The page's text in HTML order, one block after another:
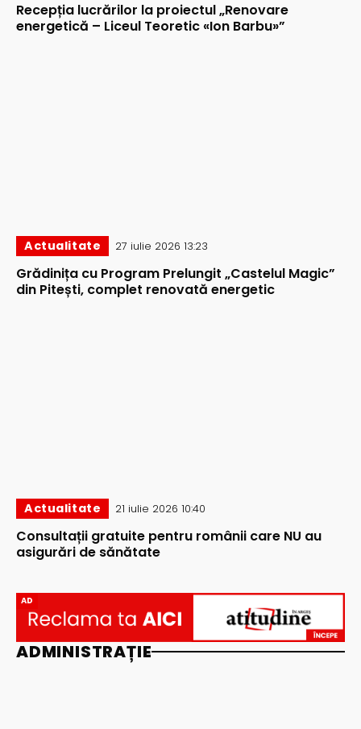
Recepția lucrărilor la proiectul „Renovare
energetică – Liceul Teoretic «Ion Barbu»”
Actualitate 27 iulie 2026 13:23
Grădinița cu Program Prelungit „Castelul Magic”
din Pitești, complet renovată energetic
Actualitate 21 iulie 2026 10:40
Consultații gratuite pentru românii care NU au
asigurări de sănătate
AD
ADMINISTRAȚIE